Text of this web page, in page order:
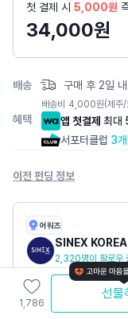
첫 결제 시 5,000원
34,000원
배송 구매 후 2일
배송비 4,000원(제주
혜택 앱 첫결제 최대
서포터클럽 3
이전 펀딩 정보
어워즈
SINEX KOREA
2,320명이 팔로우
만족도 4.5(137개)
누적 펀딩액 1억원+
1,786
선물